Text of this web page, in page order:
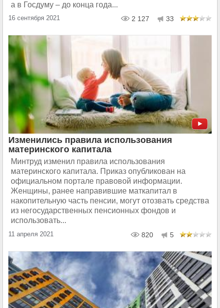
а в Госдуму – до конца года...
16 сентября 2021 2 127 33
Изменились правила использования
материнского капитала
Минтруд изменил правила использования
материнского капитала. Приказ опубликован на
официальном портале правовой информации.
Женщины, ранее направившие маткапитал в
накопительную часть пенсии, могут отозвать средства
из негосударственных пенсионных фондов и
использовать...
11 апреля 2021 820 5